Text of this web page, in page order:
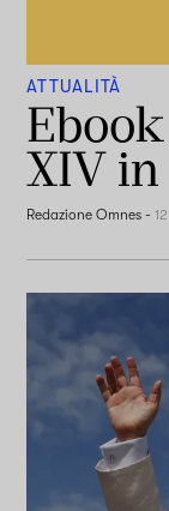
ATTUALITÀ
XIV in
Redazione Omnes -